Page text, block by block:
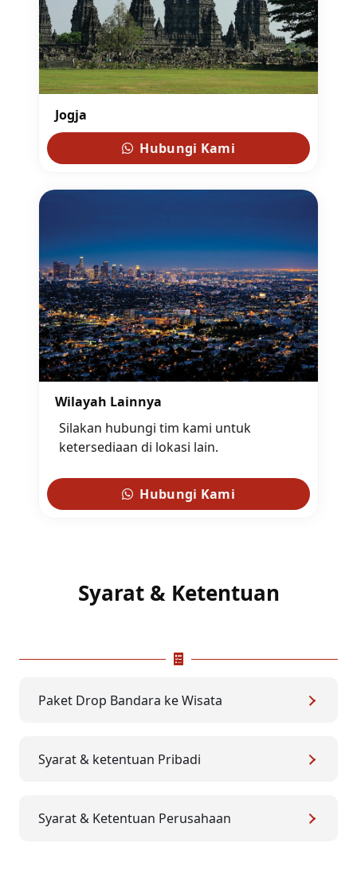
Jogja
Hubungi Kami
Wilayah Lainnya
Silakan hubungi tim kami untuk
ketersediaan di lokasi lain.
Hubungi Kami
Syarat & Ketentuan
Paket Drop Bandara ke Wisata
Syarat & ketentuan Pribadi
Syarat & Ketentuan Perusahaan